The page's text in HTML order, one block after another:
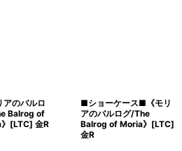
アのバルロ
Balrog of
[LTC] 金R
■ショーケース■《モリ
アのバルログ/The
Balrog of Moria》[LTC]
金R